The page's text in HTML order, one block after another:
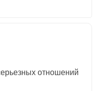
отношений